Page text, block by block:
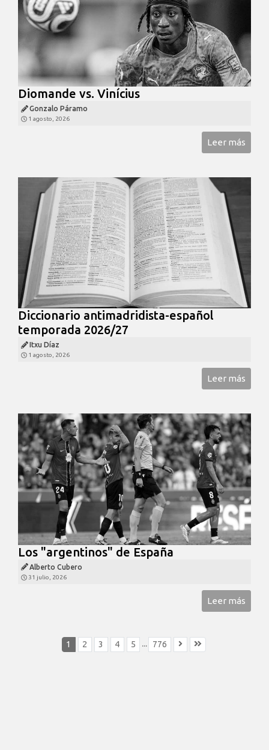
Diomande vs. Vinícius
Gonzalo Páramo
1 agosto, 2026
Leer más
Diccionario antimadridista-español
temporada 2026/27
Itxu Díaz
1 agosto, 2026
Leer más
Los "argentinos" de España
Alberto Cubero
31 julio, 2026
Leer más
1 2 3 4 5 776